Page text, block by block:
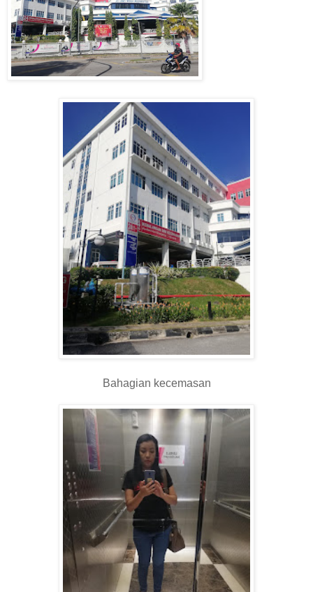
Bahagian kecemasan